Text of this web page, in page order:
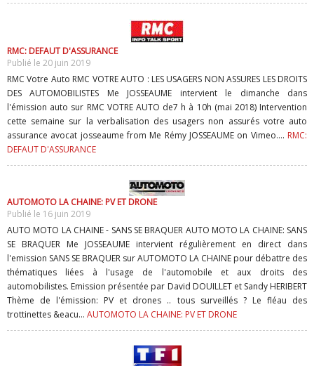
RMC: DEFAUT D'ASSURANCE
Publié le 20 juin 2019
RMC Votre Auto RMC VOTRE AUTO : LES USAGERS NON ASSURES LES DROITS
DES AUTOMOBILISTES Me JOSSEAUME intervient le dimanche dans
l'émission auto sur RMC VOTRE AUTO de7 h à 10h (mai 2018) Intervention
cette semaine sur la verbalisation des usagers non assurés votre auto
assurance avocat josseaume from Me Rémy JOSSEAUME on Vimeo.... RMC:
DEFAUT D'ASSURANCE
AUTOMOTO LA CHAINE: PV ET DRONE
Publié le 16 juin 2019
AUTO MOTO LA CHAINE - SANS SE BRAQUER AUTO MOTO LA CHAINE: SANS
SE BRAQUER Me JOSSEAUME intervient régulièrement en direct dans
l'emission SANS SE BRAQUER sur AUTOMOTO LA CHAINE pour débattre des
thématiques liées à l'usage de l'automobile et aux droits des
automobilistes. Emission présentée par David DOUILLET et Sandy HERIBERT
Thème de l'émission: PV et drones .. tous surveillés ? Le fléau des
trottinettes &eacu... AUTOMOTO LA CHAINE: PV ET DRONE